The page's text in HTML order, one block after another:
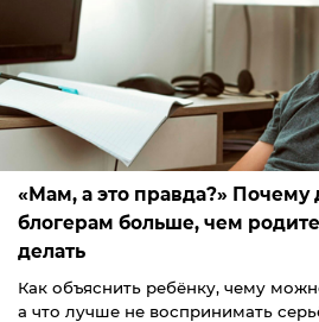
«Мам, а это правда?» Почему
блогерам больше, чем
делать
Как объяснить ребёнку, чему
а что лучше не воспринимать